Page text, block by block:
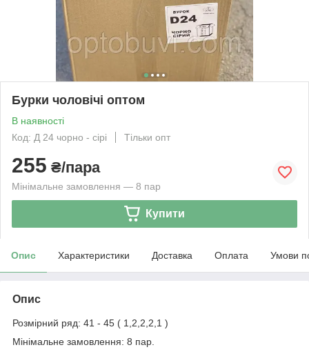
Бурки чоловічі оптом
В наявності
Код: Д 24 чорно - сірі
Тільки опт
255 ₴/пара
Мінімальне замовлення — 8 пар
Купити
Опис Характеристики Доставка Оплата Умови
Опис
Розмірний ряд: 41 - 45 ( 1,2,2,2,1 )
Мінімальне замовлення: 8 пар.